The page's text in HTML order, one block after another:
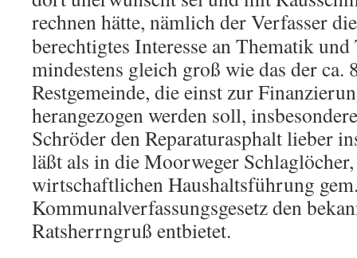
rechnen hätte, nämlich der Verfasser
berechtigtes Interesse an Thematik
mindestens gleich groß wie das der ca.
Restgemeinde, die einst zur
herangezogen werden soll,
Schröder den Reparaturasphalt lieber
läßt als in die Moorweger
wirtschaftlichen Haushaltsführung
Kommunalverfassungsgesetz den
Ratsherrngruß entbietet.